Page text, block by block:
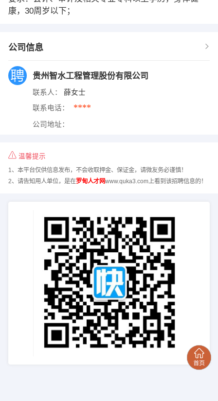
康，30周岁以下；
公司信息
贵州智水工程管理股份有限公司
联系人： 薛女士
联系电话： ****
公司地址：
温馨提示
1、本平台仅供信息发布，不会收取押金、保证金，请微友务必谨慎！
2、请告知用人单位，是在罗甸人才网www.quka3.com上看到该招聘信息的！